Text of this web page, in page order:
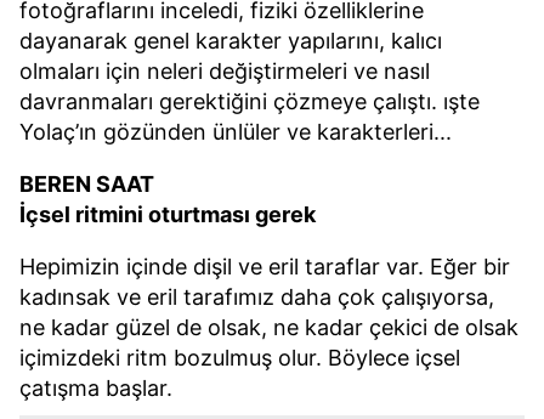
fotoğraflarını inceledi, fiziki özelliklerine
dayanarak genel karakter yapılarını, kalıcı
olmaları için neleri değiştirmeleri ve nasıl
davranmaları gerektiğini çözmeye çalıştı. ışte
Yolaç’ın gözünden ünlüler ve karakterleri...
BEREN SAAT
İçsel ritmini oturtması gerek
Hepimizin içinde dişil ve eril taraflar var. Eğer bir
kadınsak ve eril tarafımız daha çok çalışıyorsa,
ne kadar güzel de olsak, ne kadar çekici de olsak
içimizdeki ritm bozulmuş olur. Böylece içsel
çatışma başlar.